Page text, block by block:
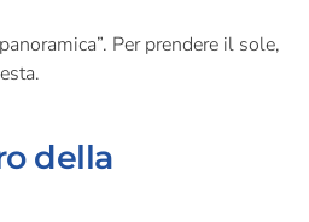
Per prendere il sole,
della